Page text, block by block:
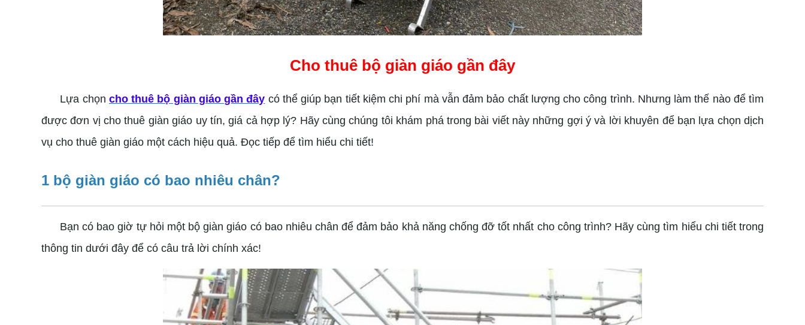
Cho thuê bộ giàn giáo gần đây
Lựa chọn cho thuê bộ giàn giáo gần đây có thể giúp bạn tiết kiệm chi phí mà vẫn đảm bảo chất lượng cho công trình. Nhưng làm thế nào để tìm
được đơn vị cho thuê giàn giáo uy tín, giá cả hợp lý? Hãy cùng chúng tôi khám phá trong bài viết này những gợi ý và lời khuyên để bạn lựa chọn dịch
vụ cho thuê giàn giáo một cách hiệu quả. Đọc tiếp để tìm hiểu chi tiết!
1 bộ giàn giáo có bao nhiêu chân?
Bạn có bao giờ tự hỏi một bộ giàn giáo có bao nhiêu chân để đảm bảo khả năng chống đỡ tốt nhất cho công trình? Hãy cùng tìm hiểu chi tiết trong
thông tin dưới đây để có câu trả lời chính xác!